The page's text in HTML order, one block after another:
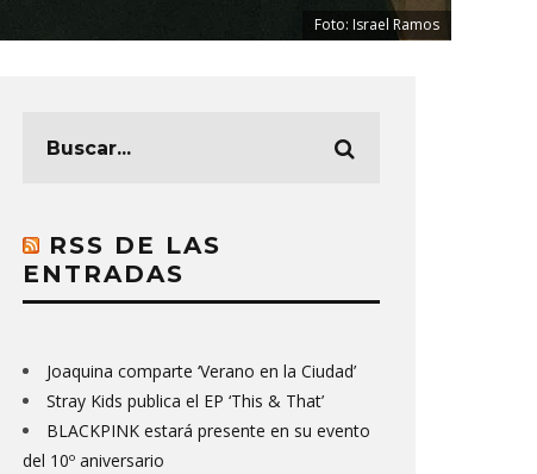
Foto: Israel Ramos
RSS DE LAS
ENTRADAS
Joaquina comparte ‘Verano en la Ciudad’
Stray Kids publica el EP ‘This & That’
BLACKPINK estará presente en su evento
del 10º aniversario